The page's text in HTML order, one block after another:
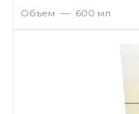
Объем — 600 мл